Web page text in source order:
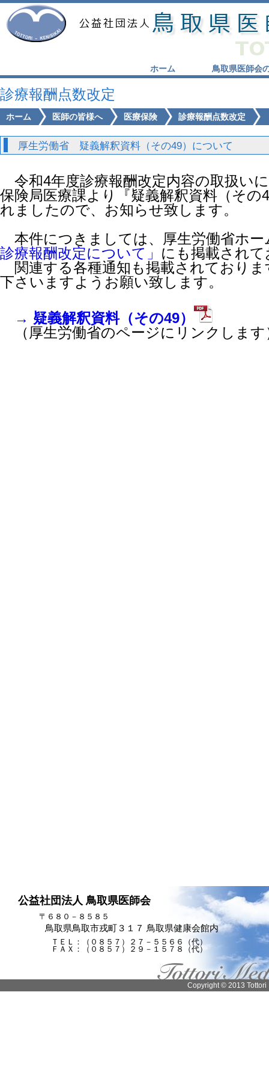
ホーム 鳥取県医師会
診療報酬点数改定
ホーム 医師の皆様へ 医療保険 診療報酬点数改定
厚生労働省 疑義解釈資料（その49）について
令和4年度診療報酬改定内容の取扱い
保険局医療課より『疑義解釈資料（そ
れましたので、お知らせ致します。
本件につきましては、厚生労働省ホー
診療報酬改定について」 にも掲載され
関連する各種通知も掲載されており
下さいますようお願い致します。
→ 疑義解釈資料（その49）
（厚生労働省のページにリンクします
公益社団法人 鳥取県医師会
〒６８０－８５８５
鳥取県鳥取市戎町３１７ 鳥取県健康会館内
ＴＥＬ：（０８５７）２７－５５６６（代）
ＦＡＸ：（０８５７）２９－１５７８（代）
Copyright © 2013 Tottori